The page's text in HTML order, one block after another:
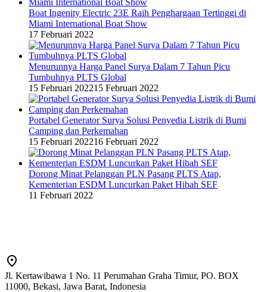
Boat Ingenity Electric 23E Raih Penghargaan Tertinggi di
Miami International Boat Show
17 Februari 2022
Menurunnya Harga Panel Surya Dalam 7 Tahun Picu
Tumbuhnya PLTS Global
15 Februari 202215 Februari 2022
Portabel Generator Surya Solusi Penyedia Listrik di Bumi
Camping dan Perkemahan
15 Februari 202216 Februari 2022
Dorong Minat Pelanggan PLN Pasang PLTS Atap,
Kementerian ESDM Luncurkan Paket Hibah SEF
11 Februari 2022
Jl. Kertawibawa 1 No. 11 Perumahan Graha Timur, PO. BOX
11000, Bekasi, Jawa Barat, Indonesia